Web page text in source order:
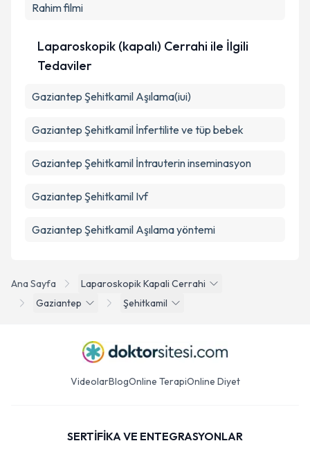
Ana Sayfa
Laparoskopik Kapali Cerrahi
Gaziantep
Şehitkamil
Rahim filmi
Laparoskopik (kapalı) Cerrahi ile İlgili
Tedaviler
Gaziantep Şehitkamil Aşılama(iui)
Gaziantep Şehitkamil İnfertilite ve tüp bebek
Gaziantep Şehitkamil İntrauterin inseminasyon
Gaziantep Şehitkamil Ivf
Gaziantep Şehitkamil Aşılama yöntemi
VideolarBlogOnline TerapiOnline Diyet
SERTİFİKA VE ENTEGRASYONLAR